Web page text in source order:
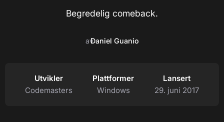
Begredelig comeback.
avDaniel Guanio
Utvikler
Codemasters
Plattformer
Windows
Lansert
29. juni 2017